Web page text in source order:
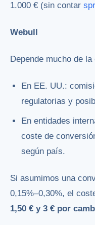
1.000 € (sin contar
Webull
Depende mucho de
En EE. UU.:
regulatorias y
En entidades
coste de
según país.
Si asumimos una
0,15%–0,30%, el
1,50 € y 3 € por